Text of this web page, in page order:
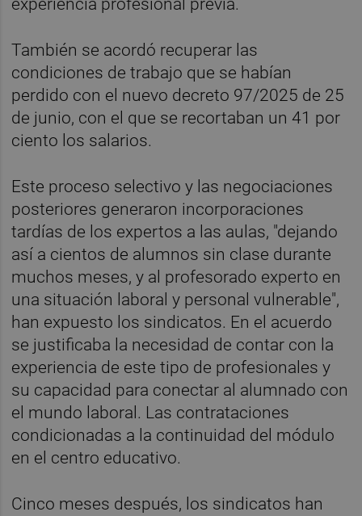
experiencia profesional previa.
También se acordó recuperar las
condiciones de trabajo que se habían
perdido con el nuevo decreto 97/2025 de 25
de junio, con el que se recortaban un 41 por
ciento los salarios.
Este proceso selectivo y las negociaciones
posteriores generaron incorporaciones
tardías de los expertos a las aulas, "dejando
así a cientos de alumnos sin clase durante
muchos meses, y al profesorado experto en
una situación laboral y personal vulnerable",
han expuesto los sindicatos. En el acuerdo
se justificaba la necesidad de contar con la
experiencia de este tipo de profesionales y
su capacidad para conectar al alumnado con
el mundo laboral. Las contrataciones
condicionadas a la continuidad del módulo
en el centro educativo.
Cinco meses después, los sindicatos han